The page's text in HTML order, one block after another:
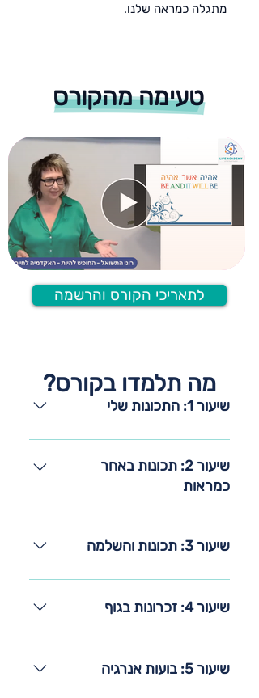
מתגלה כמראה שלנו.
טעימה מהקורס
לתאריכי הקורס והרשמה
מה תלמדו בקורס?
שיעור 1: התכונות שלי
שיעור 1: התכונות שלי
שיעור 2: תכונות באחר
כמראות
שיעור 2: תכונות באחר כמראות
שיעור 3: תכונות והשלמה
שיעור 3: תכונות והשלמה
שיעור 4: זכרונות בגוף
שיעור 4: זכרונות בגוף
שיעור 5: בועות אנרגיה